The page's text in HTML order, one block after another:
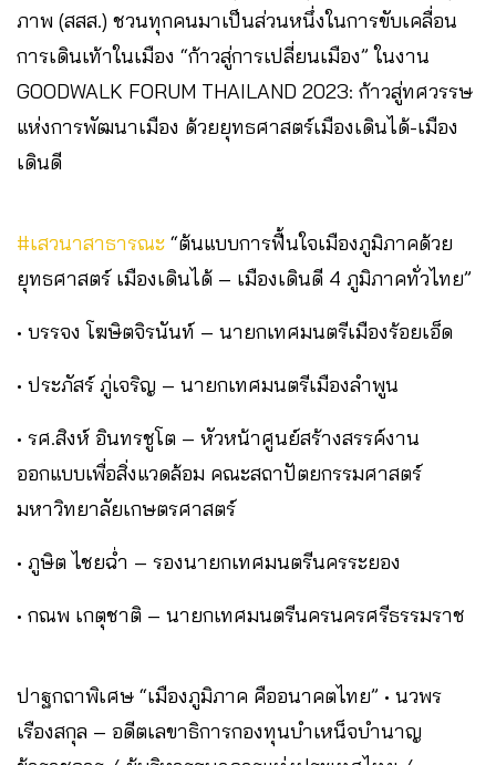
ภาพ (สสส.) ชวนทุกคนมาเป็นส่วนหนึ่งในการขับเคลื่อน
การเดินเท้าในเมือง “ก้าวสู่การเปลี่ยนเมือง” ในงาน
GOODWALK FORUM THAILAND 2023: ก้าวสู่ทศวรรษ
แห่งการพัฒนาเมือง ด้วยยุทธศาสตร์เมืองเดินได้-เมือง
เดินดี
#เสวนาสาธารณะ “ต้นแบบการฟื้นใจเมืองภูมิภาคด้วย
ยุทธศาสตร์ เมืองเดินได้ – เมืองเดินดี 4 ภูมิภาคทั่วไทย”
• บรรจง โฆษิตจิรนันท์ – นายกเทศมนตรีเมืองร้อยเอ็ด
• ประภัสร์ ภู่เจริญ – นายกเทศมนตรีเมืองลําพูน
• รศ.สิงห์ อินทรชูโต – หัวหน้าศูนย์สร้างสรรค์งาน
ออกแบบเพื่อสิ่งแวดล้อม คณะสถาปัตยกรรมศาสตร์
มหาวิทยาลัยเกษตรศาสตร์
• ภูษิต ไชยฉ่ำ – รองนายกเทศมนตรีนครระยอง
• กณพ เกตุชาติ – นายกเทศมนตรีนครนครศรีธรรมราช
ปาฐกถาพิเศษ “เมืองภูมิภาค คืออนาคตไทย” • นวพร
เรืองสกุล – อดีตเลขาธิการกองทุนบําเหน็จบํานาญ